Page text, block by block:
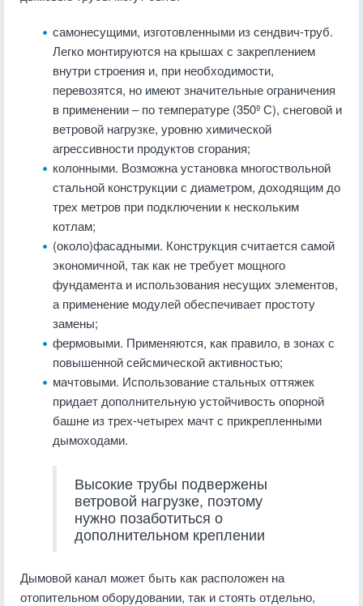
самонесущими, изготовленными из сендвич-труб.
Легко монтируются на крышах с закреплением
внутри строения и, при необходимости,
перевозятся, но имеют значительные ограничения
в применении – по температуре (350º С), снеговой и
ветровой нагрузке, уровню химической
агрессивности продуктов сгорания;
колонными. Возможна установка многоствольной
стальной конструкции с диаметром, доходящим до
трех метров при подключении к нескольким
котлам;
(около)фасадными. Конструкция считается самой
экономичной, так как не требует мощного
фундамента и использования несущих элементов,
а применение модулей обеспечивает простоту
замены;
фермовыми. Применяются, как правило, в зонах с
повышенной сейсмической активностью;
мачтовыми. Использование стальных оттяжек
придает дополнительную устойчивость опорной
башне из трех-четырех мачт с прикрепленными
дымоходами.
Высокие трубы подвержены
ветровой нагрузке, поэтому
нужно позаботиться о
дополнительном креплении
Дымовой канал может быть как расположен на
отопительном оборудовании, так и стоять отдельно,